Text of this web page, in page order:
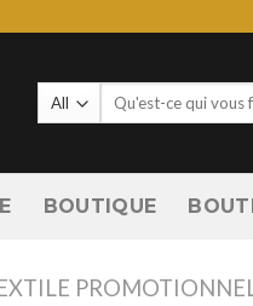
Recherche
pour :
BOUTIQUE